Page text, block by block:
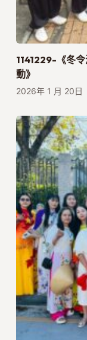
1141229-《冬
動》
2026年 1 月 20日